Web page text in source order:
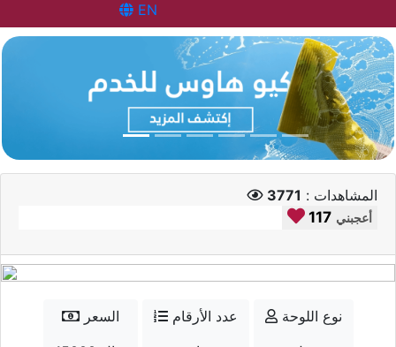
EN
المشاهدات : 3771
117 أعجبني
السعر
عدد الأرقام
نوع اللوحة